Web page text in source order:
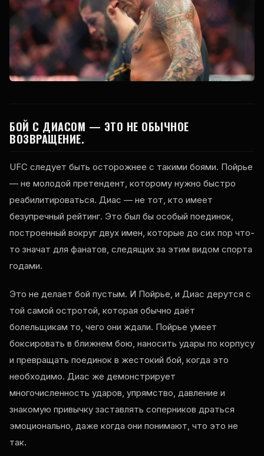
БОЙ С ДИАСОМ — ЭТО НЕ ОБЫЧНОЕ
ВОЗВРАЩЕНИЕ.
UFC следует быть осторожнее с такими боями. Пойрье
— не молодой претендент, которому нужно быстро
реабилитироваться. Диас — не тот, кто имеет
безупречный рейтинг. Это был бы особый поединок,
построенный вокруг двух имен, которые до сих пор что-
то значат для фанатов, следящих за этим видом спорта
годами.
Это не делает бой пустым. И Пойрье, и Диас дерутся с
той самой остротой, которая обычно даёт
болельщикам то, чего они ждали. Пойрье умеет
боксировать в ближнем бою, наносить удары по корпусу
и превращать поединок в жестокий бой, когда это
необходимо. Диас же демонстрирует
многочисленность ударов, упрямство, давление и
знакомую привычку заставлять соперников драться
эмоционально, даже когда они понимают, что это не
так.